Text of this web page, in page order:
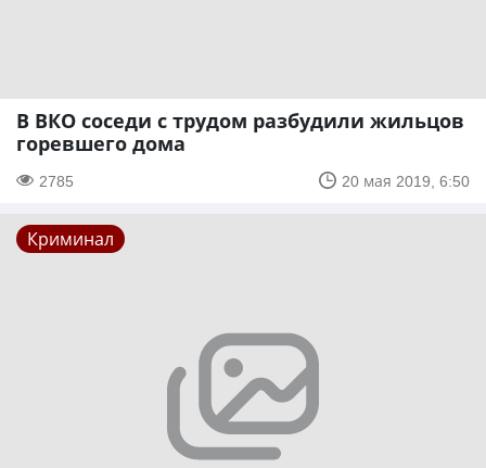
В ВКО соседи с трудом разбудили жильцов
горевшего дома
2785 20 мая 2019, 6:50
Криминал